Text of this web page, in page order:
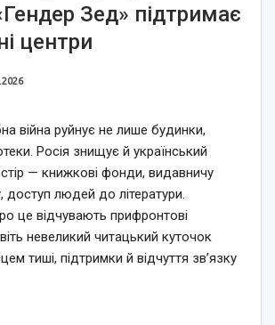
Зед» підтримає
центри
війна руйнує не лише будинки,
Росія знищує й український
— книжкові фонди, видавничу
доступ людей до літератури.
це відчувають прифронтові
невеликий читацький куточок
тиші, підтримки й відчуття зв’язку